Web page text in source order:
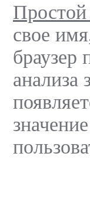
свое
браузер
анализа